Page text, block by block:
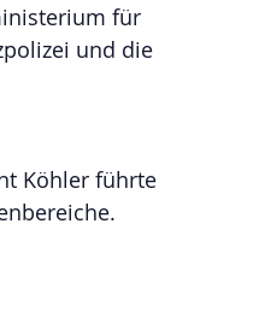
für
und die
Köhler führte